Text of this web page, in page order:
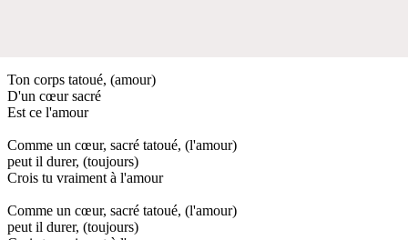
Ton corps tatoué, (amour)
D'un cœur sacré
Est ce l'amour
Comme un cœur, sacré tatoué, (l'amour)
peut il durer, (toujours)
Crois tu vraiment à l'amour
Comme un cœur, sacré tatoué, (l'amour)
peut il durer, (toujours)